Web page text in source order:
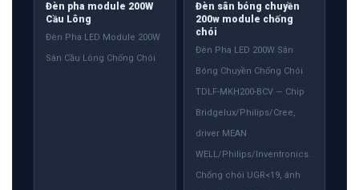
Đèn pha module 200W
Cầu Lông
Đèn Pha LED Module 200W
Sân Cầu Lông Chống Chói
Đèn sân bóng chuyền
200w module chống
chói
Đèn Pha LED 200W Sân
Bóng Chuyền Chống Chói
TDLF-MKH200-BCV — Chip
Bridgelux/Philips/Cree,
driver MEAN
WELL/Philips/Inventronics.
Chống chói UGR<19, ánh